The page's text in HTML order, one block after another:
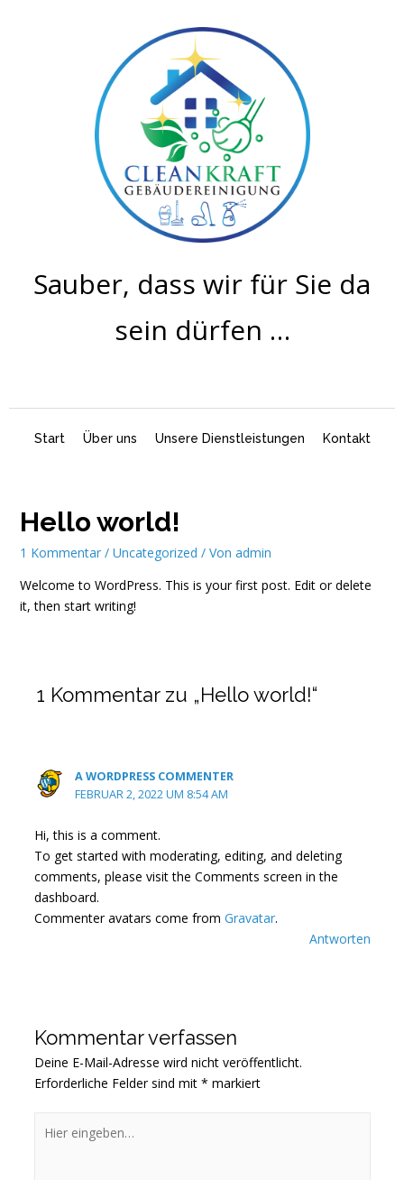
Sauber, dass wir für Sie da
sein dürfen …
Start Über uns Unsere Dienstleistungen Kontakt
Hello world!
1 Kommentar / Uncategorized / Von admin
Welcome to WordPress. This is your first post. Edit or delete
it, then start writing!
1 Kommentar zu „Hello world!“
A WORDPRESS COMMENTER
FEBRUAR 2, 2022 UM 8:54 AM
Hi, this is a comment.
To get started with moderating, editing, and deleting
comments, please visit the Comments screen in the
dashboard.
Commenter avatars come from Gravatar.
Antworten
Kommentar verfassen
Deine E-Mail-Adresse wird nicht veröffentlicht.
Erforderliche Felder sind mit * markiert